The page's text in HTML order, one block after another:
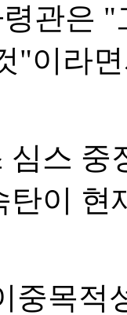
관은
"이라
심스 중
탄이 현
중목적